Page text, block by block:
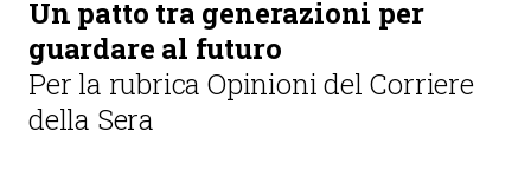
Un patto tra generazioni per
guardare al futuro
Per la rubrica Opinioni del Corriere
della Sera